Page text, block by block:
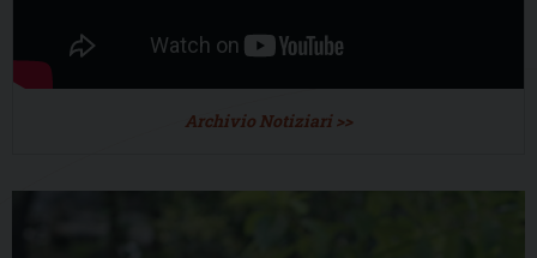
Archivio Notiziari >>